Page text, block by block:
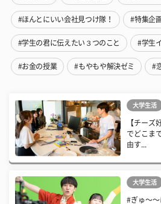
#ほんとにいい会社見つけ隊！ #特集企
#学生の君に伝えたい３つのこと #学生
#お金の授業 #もやもや解決ゼミ #
大学生活
【チーズ
でどこま
由す...
大学生活
#ぎゅ〜